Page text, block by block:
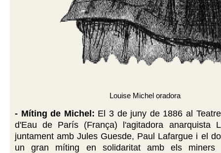
Louise Michel oradora
- Míting de Michel: El 3 de juny de 1886 al
d'Eau de París (França) l'agitadora anarquista
juntament amb Jules Guesde, Paul Lafargue i el
un gran míting en solidaritat amb els miners